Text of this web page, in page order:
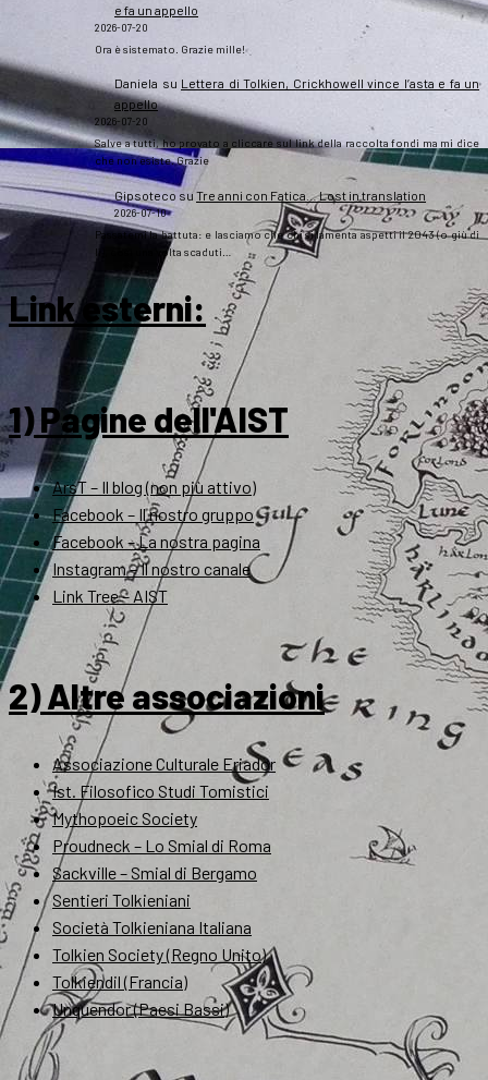
e fa un appello
2026-07-20
Ora è sistemato. Grazie mille!
Daniela su Lettera di Tolkien, Crickhowell vince l’asta e fa un
appello
2026-07-20
Salve a tutti, ho provato a cliccare sul link della raccolta fondi ma mi dice
che non esiste. Grazie
Gipsoteco suTre anni con Fatica… Lost in translation
2026-07-10
Passatemi la battuta: e lasciamo che chi si lamenta aspetti il 2043 (o giù di
lì), così una volta scaduti…
Link esterni:
1) Pagine dell'AIST
ArsT – Il blog (non più attivo)
Facebook – Il nostro gruppo
Facebook – La nostra pagina
Instagram – Il nostro canale
Link Tree – AIST
2) Altre associazioni
Associazione Culturale Eriador
Ist. Filosofico Studi Tomistici
Mythopoeic Society
Proudneck – Lo Smial di Roma
Sackville – Smial di Bergamo
Sentieri Tolkieniani
Società Tolkieniana Italiana
Tolkien Society (Regno Unito)
Tolkiendil (Francia)
Unquendor (Paesi Bassi)